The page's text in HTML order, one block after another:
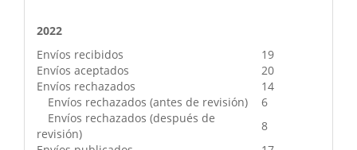
2022
Envíos recibidos
19
Envíos aceptados
20
Envíos rechazados
14
Envíos rechazados (antes de revisión)
6
Envíos rechazados (después de
revisión)
8